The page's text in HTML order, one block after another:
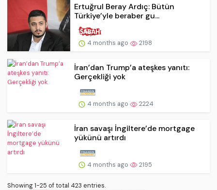
Ertuğrul Beray Ardıç: Bütün
Türkiye’yle beraber gu...
4 months ago 2198
İran’dan Trump’a ateşkes yanıtı:
Gerçekliği yok
4 months ago 2224
İran savaşı İngiltere’de mortgage
yükünü artırdı
4 months ago 2195
Showing 1-25 of total 423 entries.